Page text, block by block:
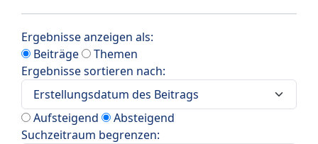
Ergebnisse anzeigen als:
Beiträge
Themen
Ergebnisse sortieren nach:
Aufsteigend
Absteigend
Suchzeitraum begrenzen: